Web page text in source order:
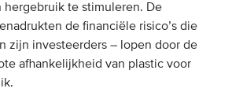
hergebruik te stimuleren. De
de financiële risico’s die
zijn investeerders – lopen door de
afhankelijkheid van plastic voor